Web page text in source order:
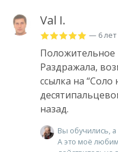
Val I.
— 6 лет
Положительное
Раздражала,
ссылка на “Соло
назад.
Вы обучились,
А это моё